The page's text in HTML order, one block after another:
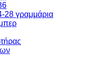
28 γραμμάρια